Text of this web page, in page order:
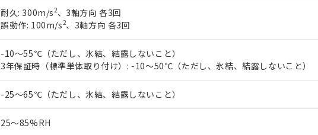
耐久: 300m/s2、3軸方向 各3回
誤動作: 100m/s2、3軸方向 各3回
-10～55℃（ただし、氷結、結露しないこと）
3年保証時（標準単体取り付け）: -10～50℃（ただし、氷結、結露しないこと）
-25～65℃（ただし、氷結、結露しないこと）
25～85%RH